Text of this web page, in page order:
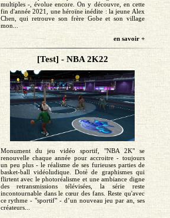
multiples -, évolue encore. On y découvre, en cette
fin d'année 2021, une héroïne inédite : la jeune Alex
Chen, qui retrouve son frère Gobe et son village
mon...
en savoir +
[Test] - NBA 2K22
Monument du jeu vidéo sportif, "NBA 2K" se
renouvelle chaque année pour accroitre - toujours
un peu plus - le réalisme de ses furieuses parties de
basket-ball vidéoludique. Doté de graphismes qui
flirtent avec le photoréalisme et une ambiance digne
des retransmissions télévisées, la série reste
incontournable dans le cœur des fans. Reste qu'avec
ce rythme - "sportif" - d’un nouveau jeu par an, ses
créateurs...